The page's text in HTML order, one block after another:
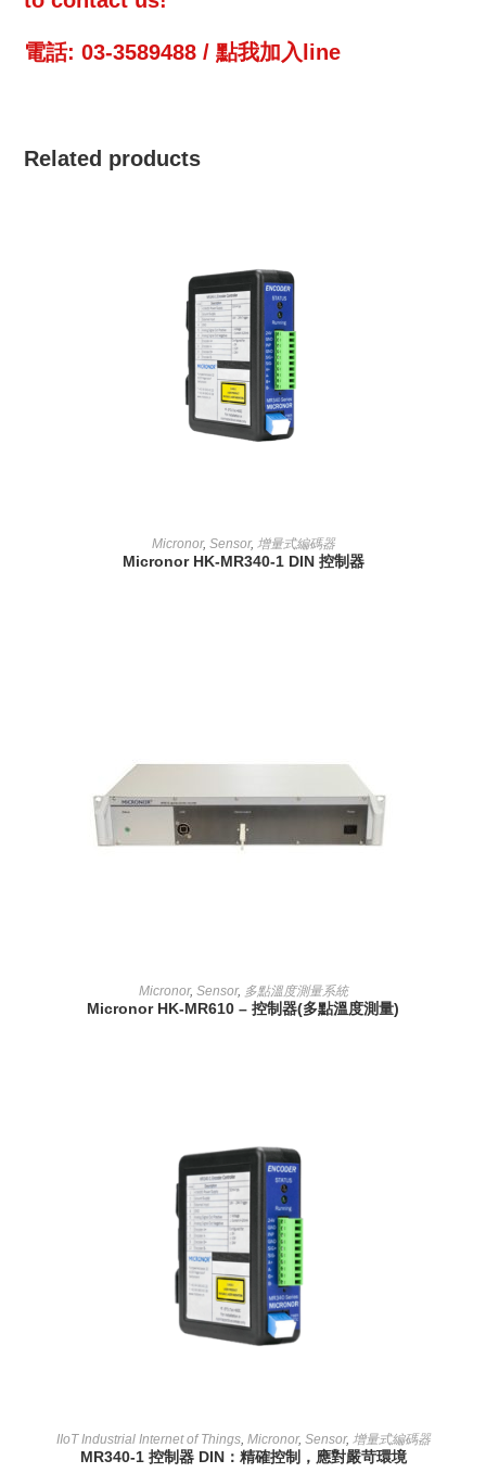
電話: 03-3589488 /點我加入line
Related products
READ MORE
Micronor, Sensor, 增量式編碼器
Micronor HK-MR340-1 DIN 控制器
READ MORE
Micronor, Sensor, 多點溫度測量系統
Micronor HK-MR610 – 控制器(多點溫度測量)
READ MORE
IIoT Industrial Internet of Things, Micronor, Sensor, 增量式編碼器
MR340-1 控制器 DIN：精確控制，應對嚴苛環境